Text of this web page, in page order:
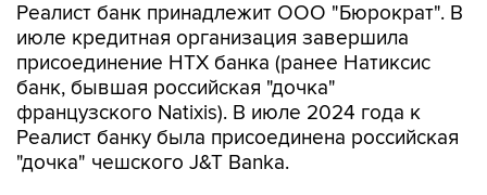
Реалист банк принадлежит ООО "Бюрократ". В
июле кредитная организация завершила
присоединение НТХ банка (ранее Натиксис
банк, бывшая российская "дочка"
французского Natixis). В июле 2024 года к
Реалист банку была присоединена российская
"дочка" чешского J&T Banka.